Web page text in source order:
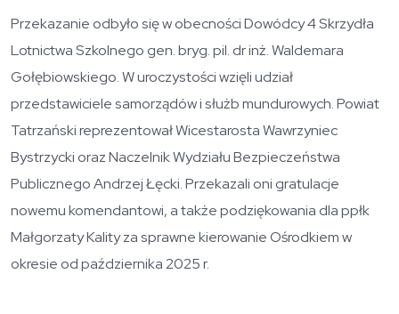
Przekazanie odbyło się w obecności Dowódcy 4 Skrzydła
Lotnictwa Szkolnego gen. bryg. pil. dr inż. Waldemara
Gołębiowskiego. W uroczystości wzięli udział
przedstawiciele samorządów i służb mundurowych. Powiat
Tatrzański reprezentował Wicestarosta Wawrzyniec
Bystrzycki oraz Naczelnik Wydziału Bezpieczeństwa
Publicznego Andrzej Łęcki. Przekazali oni gratulacje
nowemu komendantowi, a także podziękowania dla ppłk
Małgorzaty Kality za sprawne kierowanie Ośrodkiem w
okresie od października 2025 r.